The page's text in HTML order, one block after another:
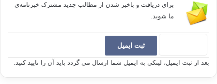
برای دریافت و باخبر شدن از مطالب جدید مشترک خبرنامه‌ی
ما شوید.
بعد از ثبت ایمیل، لینکی به ایمیل شما ارسال می گردد باید آن را تایید کنید.